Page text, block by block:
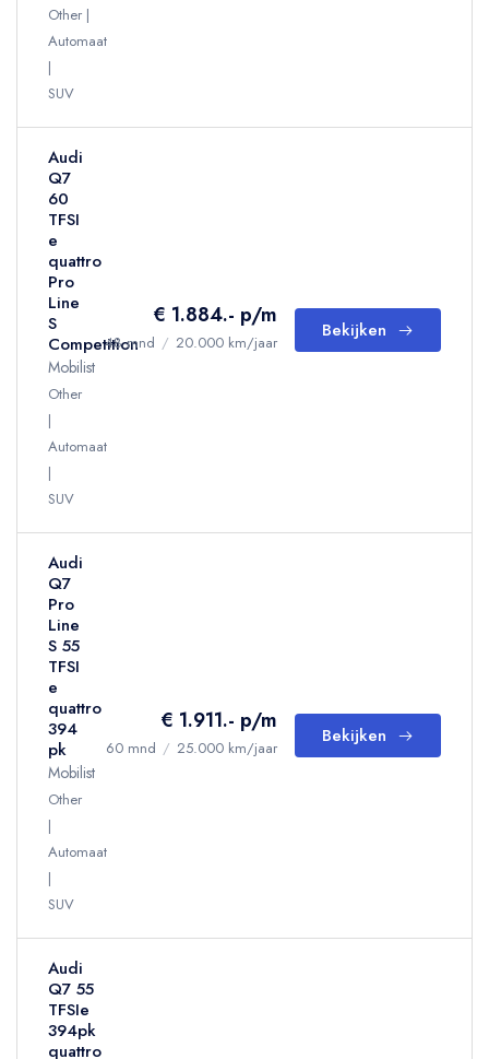
Other
Automaat
SUV
Audi
Q7
60
TFSI
e
quattro
Pro
Line
S
Competition
Mobilist
Other
Automaat
SUV
€ 1.884.- p/m
48 mnd / 20.000 km/jaar
Bekijken
Audi
Q7
Pro
Line
S 55
TFSI
e
quattro
394
pk
Mobilist
Other
Automaat
SUV
€ 1.911.- p/m
60 mnd / 25.000 km/jaar
Bekijken
Audi
Q7 55
TFSIe
394pk
quattro